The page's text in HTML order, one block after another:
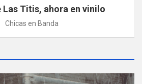
Las Titis, ahora en vinilo
Chicas en Banda